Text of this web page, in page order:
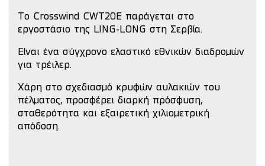
Το Crosswind CWT20E παράγεται στο
εργοστάσιο της LING-LONG στη Σερβία.
Είναι ένα σύγχρονο ελαστικό εθνικών διαδρομών
για τρέιλερ.
Χάρη στο σχεδιασμό κρυφών αυλακιών του
πέλματος, προσφέρει διαρκή πρόσφυση,
σταθερότητα και εξαιρετική χιλιομετρική
απόδοση.